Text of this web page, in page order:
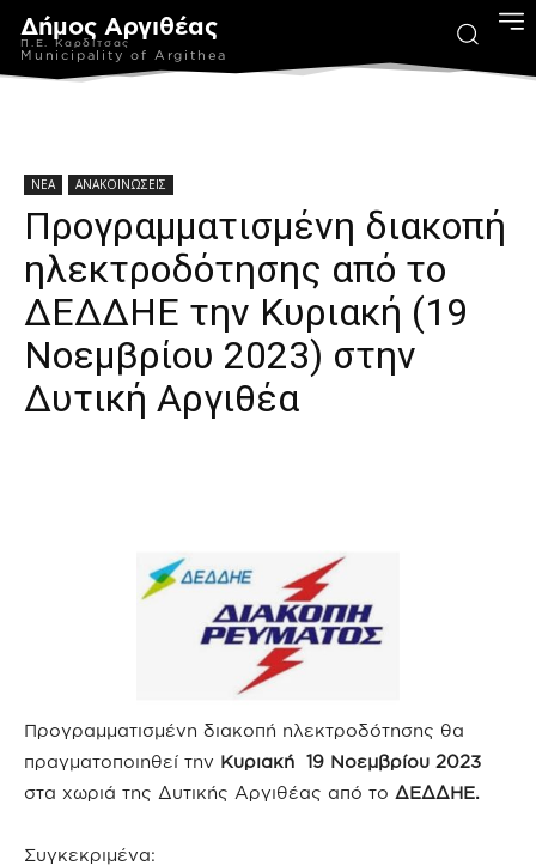
Δήμος Αργιθέας
Π.Ε. Καρδίτσας
Municipality of Argithea
ΝΕΑ ΑΝΑΚΟΙΝΩΣΕΙΣ
Προγραμματισμένη διακοπή
ηλεκτροδότησης από το
ΔΕΔΔΗΕ την Κυριακή (19
Νοεμβρίου 2023) στην
Δυτική Αργιθέα
Προγραμματισμένη διακοπή ηλεκτροδότησης θα
πραγματοποιηθεί την Κυριακή 19 Νοεμβρίου 2023
στα χωριά της Δυτικής Αργιθέας από το ΔΕΔΔΗΕ.
Συγκεκριμένα: